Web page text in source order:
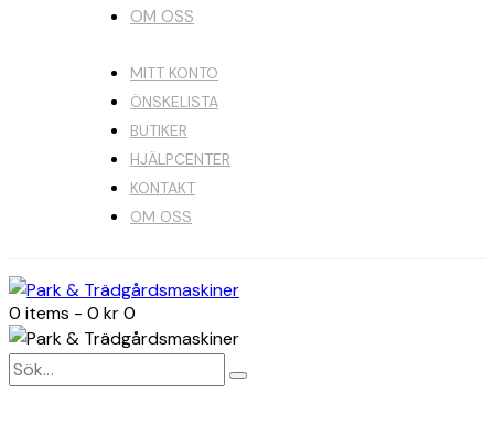
OM OSS
MITT KONTO
ÖNSKELISTA
BUTIKER
HJÄLPCENTER
KONTAKT
OM OSS
0 items - 0 kr0